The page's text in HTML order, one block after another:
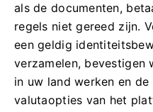
als de documenten,
regels niet gereed zijn.
een geldig
verzamelen,
in uw land werken en
valutaopties van het